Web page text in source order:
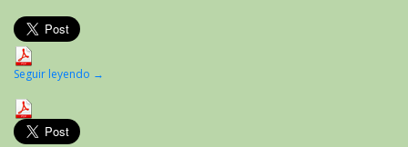
Seguir leyendo →